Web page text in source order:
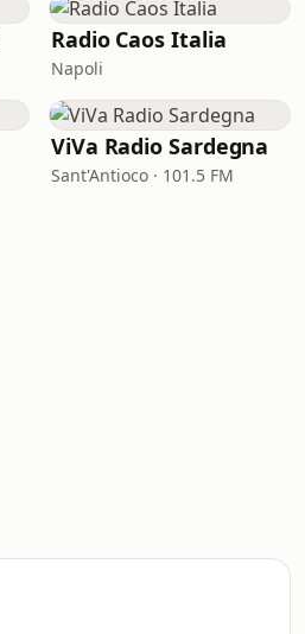
Radio Caos Italia
Napoli
ViVa Radio Sardegna
Sant'Antioco · 101.5 FM